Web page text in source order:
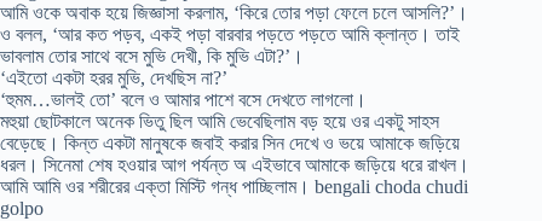
আমি ওকে অবাক হয়ে জিজ্ঞাসা করলাম, ‘কিরে তোর পড়া ফেলে চলে আসলি?’।
ও বলল, ‘আর কত পড়ব, একই পড়া বারবার পড়তে পড়তে আমি ক্লান্ত। তাই
ভাবলাম তোর সাথে বসে মুভি দেখী, কি মুভি এটা?’।
‘এইতো একটা হরর মুভি, দেখছিস না?’
‘হুমম…ভালই তো’ বলে ও আমার পাশে বসে দেখতে লাগলো।
মহুয়া ছোটকালে অনেক ভিতু ছিল আমি ভেবেছিলাম বড় হয়ে ওর একটু সাহস
বেড়েছে। কিন্ত একটা মানুষকে জবাই করার সিন দেখে ও ভয়ে আমাকে জড়িয়ে
ধরল। সিনেমা শেষ হওয়ার আগ পর্যন্ত অ এইভাবে আমাকে জড়িয়ে ধরে রাখল।
আমি আমি ওর শরীরের এক্তা মিস্টি গন্ধ পাচ্ছিলাম। bengali choda chudi
golpo